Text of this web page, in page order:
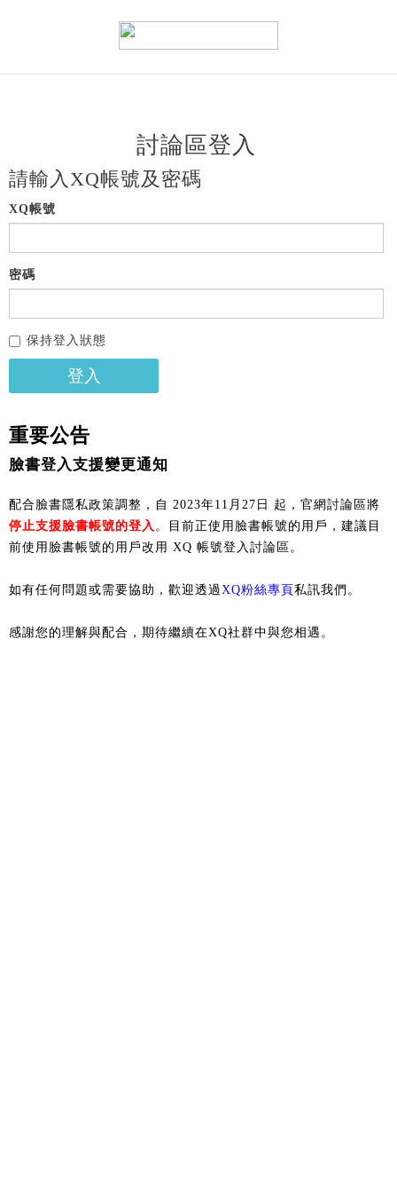
討論區登入
請輸入XQ帳號及密碼
XQ帳號
密碼
保持登入狀態
登入
重要公告
臉書登入支援變更通知
配合臉書隱私政策調整，自 2023年11月27日 起，官網討論區將
停止支援臉書帳號的登入 。目前正使用臉書帳號的用戶，建議目
前使用臉書帳號的用戶改用 XQ 帳號登入討論區。
如有任何問題或需要協助，歡迎透過XQ粉絲專頁 私訊我們。
感謝您的理解與配合，期待繼續在XQ社群中與您相遇。